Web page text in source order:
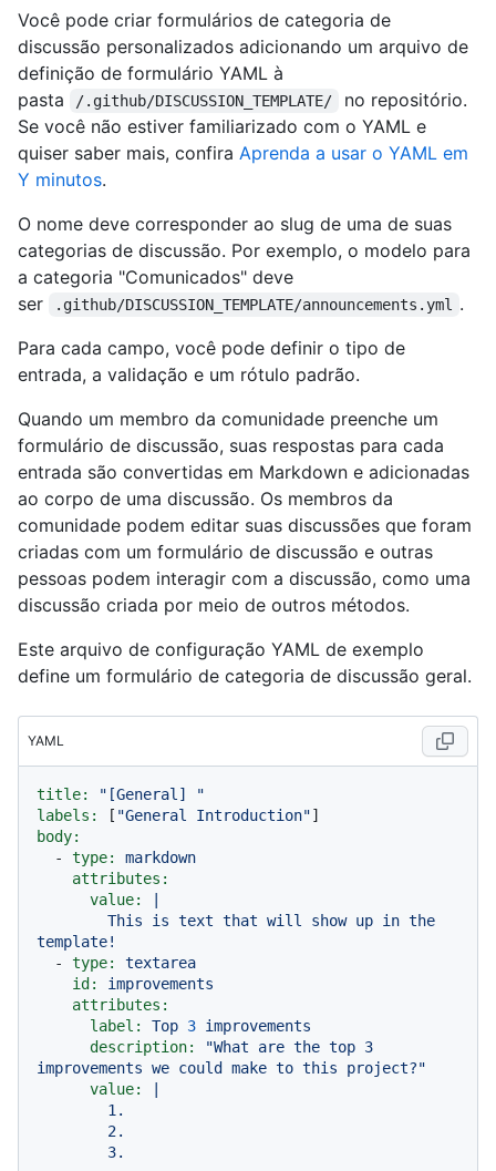
Você pode criar formulários de categoria de
discussão personalizados adicionando um arquivo de
definição de formulário YAML à
pasta
/.github/DISCUSSION_TEMPLATE/
no repositório.
Se você não estiver familiarizado com o YAML e
quiser saber mais, confira Aprenda a usar o YAML em
Y minutos.
O nome deve corresponder ao slug de uma de suas
categorias de discussão. Por exemplo, o modelo para
a categoria "Comunicados" deve
ser
.github/DISCUSSION_TEMPLATE/announcements.yml
.
Para cada campo, você pode definir o tipo de
entrada, a validação e um rótulo padrão.
Quando um membro da comunidade preenche um
formulário de discussão, suas respostas para cada
entrada são convertidas em Markdown e adicionadas
ao corpo de uma discussão. Os membros da
comunidade podem editar suas discussões que foram
criadas com um formulário de discussão e outras
pessoas podem interagir com a discussão, como uma
discussão criada por meio de outros métodos.
Este arquivo de configuração YAML de exemplo
define um formulário de categoria de discussão geral.
YAML
title:
"[General] "
labels:
[ "General Introduction"
body:
-
type:
markdown
attributes:
value:
-
type:
textarea
id:
improvements
attributes:
label:
Top 3 improvements
description:
"What are the top 3
improvements we could make to this project?"
value: